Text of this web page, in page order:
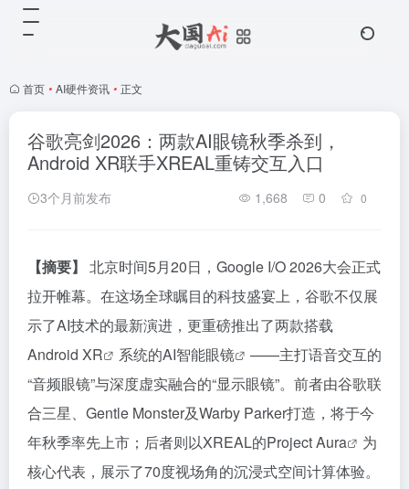
首页 • AI硬件资讯 • 正文
谷歌亮剑2026：两款AI眼镜秋季杀到，
Android XR联手XREAL重铸交互入口
3个月前发布 1,668 0 0
【摘要】 北京时间5月20日，Google I/O 2026大会正式
拉开帷幕。在这场全球瞩目的科技盛宴上，谷歌不仅展
示了AI技术的最新演进，更重磅推出了两款搭载
Android XR
系统的AI智能眼镜
——主打语音交互的
“音频眼镜”与深度虚实融合的“显示眼镜”。前者由谷歌联
合三星、Gentle Monster及Warby Parker打造，将于今
年秋季率先上市；后者则以XREAL的Project Aura
为
核心代表，展示了70度视场角的沉浸式空间计算体验。